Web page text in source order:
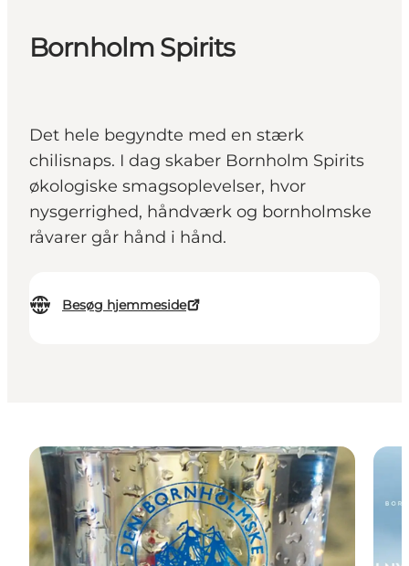
Bornholm Spirits
Det hele begyndte med en stærk
chilisnaps. I dag skaber Bornholm Spirits
økologiske smagsoplevelser, hvor
nysgerrighed, håndværk og bornholmske
råvarer går hånd i hånd.
Besøg hjemmeside